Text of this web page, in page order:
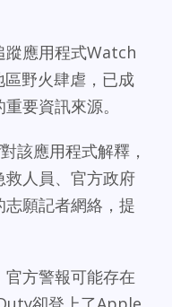
蹤應用程式Watch
野火肆虐，已成
要資訊來源。
該應用程式解釋，
人員、官方政府
願記者網絡，提
方警報可能存在